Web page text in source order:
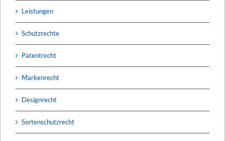
Leistungen
Schutzrechte
Patentrecht
Markenrecht
Designrecht
Sortenschutzrecht